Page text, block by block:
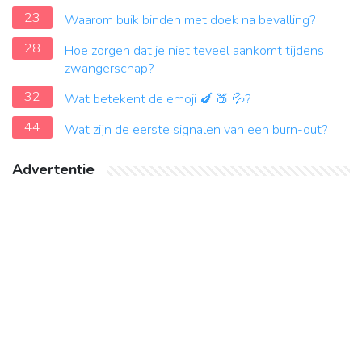
23
Waarom buik binden met doek na bevalling?
28
Hoe zorgen dat je niet teveel aankomt tijdens
zwangerschap?
32
Wat betekent de emoji 🍆 🍑 💦?
44
Wat zijn de eerste signalen van een burn-out?
Advertentie